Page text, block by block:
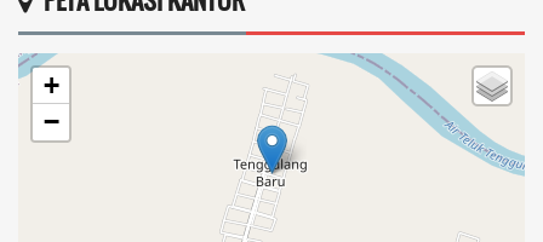
kenapa setelah ditemukan kembali kartu kks saya
,tpi...
+
−